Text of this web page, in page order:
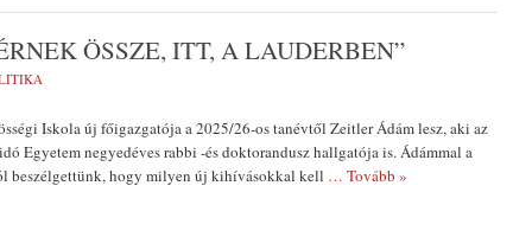
ÖSSZE, ITT, A LAUDERBEN”
Iskola új főigazgatója a 2025/26-os tanévtől Zeitler Ádám lesz, aki az
Egyetem negyedéves rabbi -és doktorandusz hallgatója is. Ádámmal a
beszélgettünk, hogy milyen új kihívásokkal kell … Tovább »